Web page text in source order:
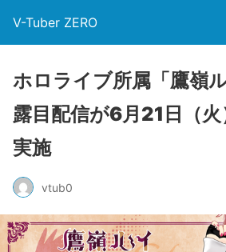
V-Tuber ZERO
ホロライブ所属「鷹嶺
露目配信が6月21日（
実施
vtub0